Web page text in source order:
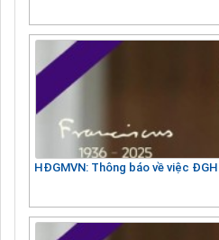
HĐGMVN: Thông báo về việc